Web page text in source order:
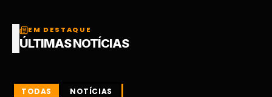
EM DESTAQUE
ÚLTIMAS NOTÍCIAS
TODAS NOTÍCIAS